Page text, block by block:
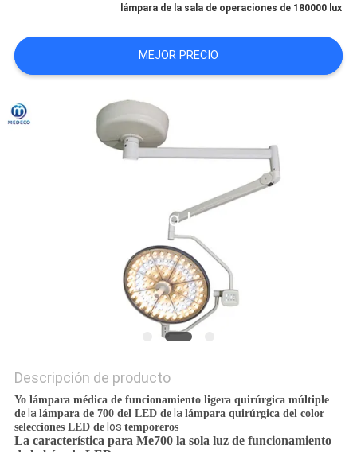
CASOS
MAPA
DEL
lámpara de la sala de operaciones de 180000 lux
MEJOR PRECIO
Descripción de producto
Yo lámpara médica de funcionamiento ligera quirúrgica múltiple
dela lámpara de 700 del LED dela lámpara quirúrgica del color
selecciones LED delos temporeros
La característica para Me700 la sola luz de funcionamiento